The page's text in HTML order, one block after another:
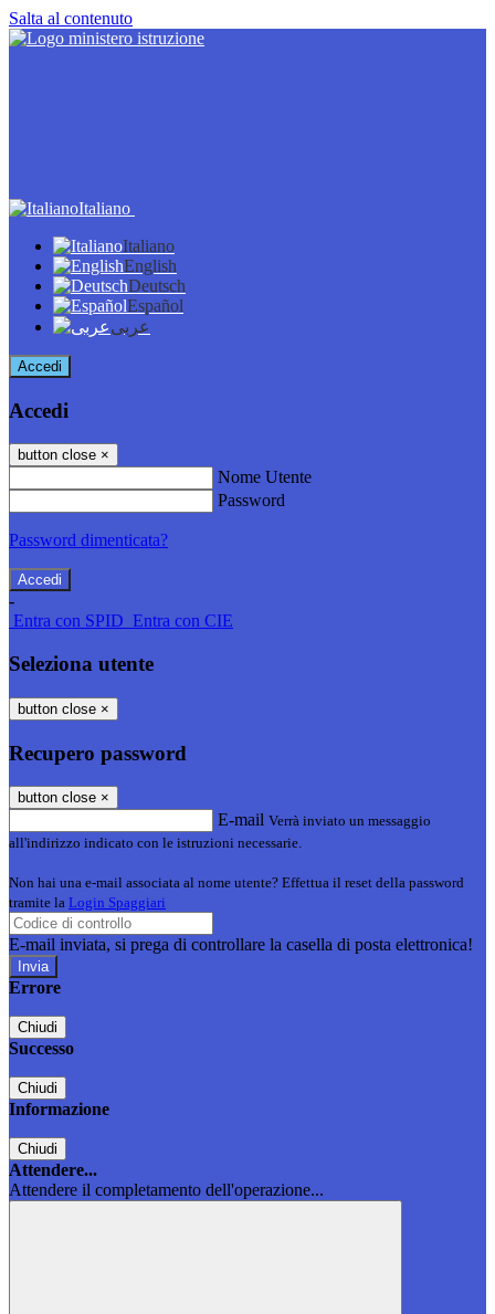
Salta al contenuto
Italiano
Italiano
English
Deutsch
Español
عربى
Accedi
Accedi
button close ×
Nome Utente
Password
Password dimenticata?
-
Entra con SPID Entra con CIE
Seleziona utente
button close ×
Recupero password
button close ×
E-mail Verrà inviato un messaggio
all'indirizzo indicato con le istruzioni necessarie.
Non hai una e-mail associata al nome utente? Effettua il reset della password
tramite la Login Spaggiari
E-mail inviata, si prega di controllare la casella di posta elettronica!
Errore
Chiudi
Successo
Chiudi
Informazione
Chiudi
Attendere...
Attendere il completamento dell'operazione...